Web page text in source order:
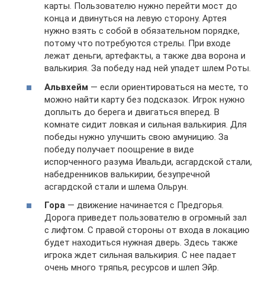
карты. Пользователю нужно перейти мост до
конца и двинуться на левую сторону. Артея
нужно взять с собой в обязательном порядке,
потому что потребуются стрелы. При входе
лежат деньги, артефакты, а также два ворона и
валькирия. За победу над ней упадет шлем Роты.
Альвхейм — если ориентироваться на месте, то
можно найти карту без подсказок. Игрок нужно
доплыть до берега и двигаться вперед. В
комнате сидит ловкая и сильная валькирия. Для
победы нужно улучшить свою амуницию. За
победу получает поощрение в виде
испорченного разума Ивальди, асгардской стали,
набедренников валькирии, безупречной
асгардской стали и шлема Ольрун.
Гора — движение начинается с Предгорья.
Дорога приведет пользователю в огромный зал
с лифтом. С правой стороны от входа в локацию
будет находиться нужная дверь. Здесь также
игрока ждет сильная валькирия. С нее падает
очень много тряпья, ресурсов и шлеп Эйр.